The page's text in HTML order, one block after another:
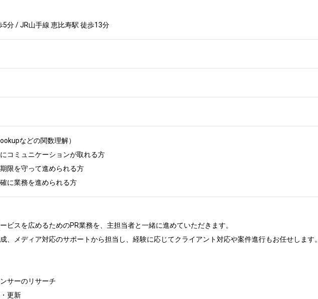
5分 / JR山手線 恵比寿駅 徒歩13分
などの関数理解）
コミュニケーションが取れる方
限を守って進められる方
に業務を進められる方
ビスを広めるためのPR業務を、主担当者と一緒に進めていただきます。
、メディア対応のサポートから担当し、経験に応じてクライアント対応や案件進行もお任せします。
サーのリサーチ
更新